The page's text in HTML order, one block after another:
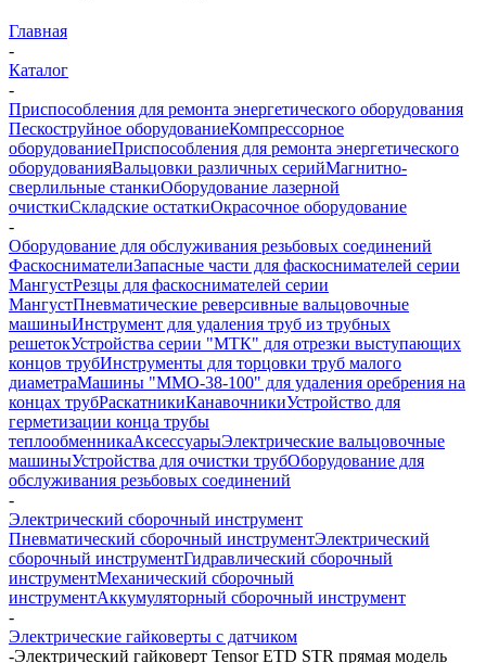
Главная
-
Каталог
-
Приспособления для ремонта энергетического оборудования
Пескоструйное оборудованиеКомпрессорное
оборудованиеПриспособления для ремонта энергетического
оборудованияВальцовки различных серийМагнитно-
сверлильные станкиОборудование лазерной
очисткиСкладские остаткиОкрасочное оборудование
-
Оборудование для обслуживания резьбовых соединений
ФаскоснимателиЗапасные части для фаскоснимателей серии
МангустРезцы для фаскоснимателей серии
МангустПневматические реверсивные вальцовочные
машиныИнструмент для удаления труб из трубных
решетокУстройства серии "МТК" для отрезки выступающих
концов трубИнструменты для торцовки труб малого
диаметраМашины "ММО-38-100" для удаления оребрения на
концах трубРаскатникиКанавочникиУстройство для
герметизации конца трубы
теплообменникаАксессуарыЭлектрические вальцовочные
машиныУстройства для очистки трубОборудование для
обслуживания резьбовых соединений
-
Электрический сборочный инструмент
Пневматический сборочный инструментЭлектрический
сборочный инструментГидравлический сборочный
инструментМеханический сборочный
инструментАккумуляторный сборочный инструмент
-
Электрические гайковерты с датчиком
-Электрический гайковерт Tensor ETD STR прямая модель